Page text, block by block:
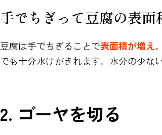
手でちぎって豆腐の表面
豆腐は手でちぎることで表面積が増え
でも十分水けがきれます。水分の少な
2. ゴーヤを切る